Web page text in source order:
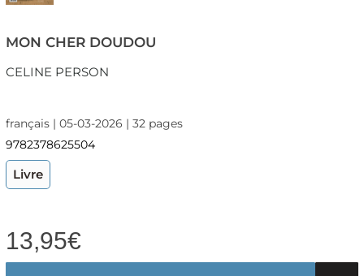
MON CHER DOUDOU
CELINE PERSON
français | 05-03-2026 | 32 pages
9782378625504
Livre
13,95€